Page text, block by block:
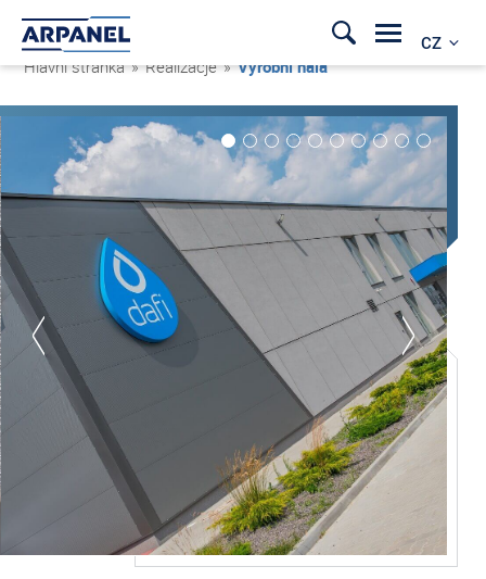
CZ
Hlavní stránka » Realizacje »Výrobní hala